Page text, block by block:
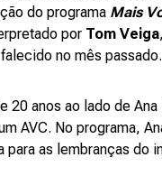
do programa Mais
por Tom Veiga
no mês passado.
20 anos ao lado de
AVC. No programa,
para as lembranças do